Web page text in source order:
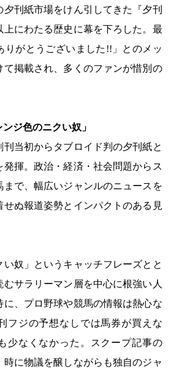
刊紙市場をけん引してきた『夕刊
上にわたる歴史に幕を下ろした。最
りがとうございました!!」とのメッ
て掲載され、多くのファンが惜別の
ジ色のニクい奴」
刊当初からタブロイド判の夕刊紙と
発揮。政治・経済・社会問題からス
まで、幅広いジャンルのニュースを
せぬ報道姿勢とインパクトのある見
い奴」というキャッチフレーズとと
むサラリーマン層を中心に根強い人
に、プロ野球や競馬の情報は熱心な
フジの予想なしでは馬券が買えな
少なくなかった。スクープ記事の
に物議を醸しながらも独自のジャ